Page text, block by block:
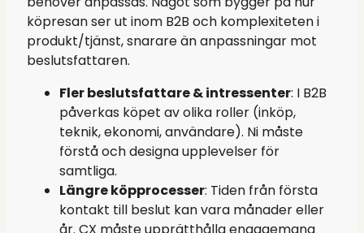
köpresan ser ut inom B2B och komplexiteten i
produkt/tjänst, snarare än anpassningar mot
beslutsfattaren.
Fler beslutsfattare & intressenter: I B2B
påverkas köpet av olika roller (inköp,
teknik, ekonomi, användare). Ni måste
förstå och designa upplevelser för
samtliga.
Längre köpprocesser: Tiden från första
kontakt till beslut kan vara månader eller
år. CX måste upprätthålla engagemang